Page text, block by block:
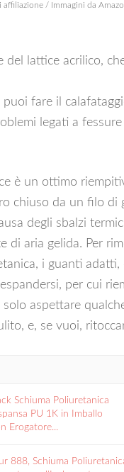
/ Immagini da
del lattice acrilico,
fare il
legati a
è un ottimo
chiuso da un filo di
degli sbalzi
di aria gelida. Per
i guanti
per cui
aspettare
e, se vuoi,
Schiuma Poliuretanica
PU 1K in Imballo
Erogatore...
888, Schiuma